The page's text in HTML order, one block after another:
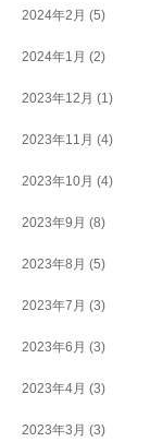
2024年2月 (5)
2024年1月 (2)
2023年12月 (1)
2023年11月 (4)
2023年10月 (4)
2023年9月 (8)
2023年8月 (5)
2023年7月 (3)
2023年6月 (3)
2023年4月 (3)
2023年3月 (3)